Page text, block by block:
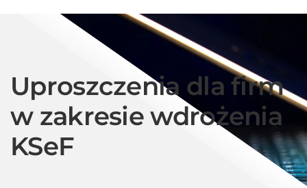
Uproszczenia dla firm
w zakresie wdrożenia
KSeF